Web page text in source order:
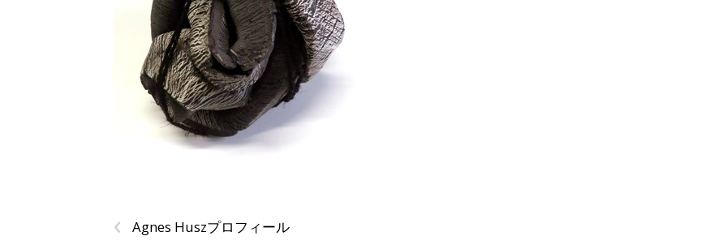
‹ Agnes Huszプロフィール